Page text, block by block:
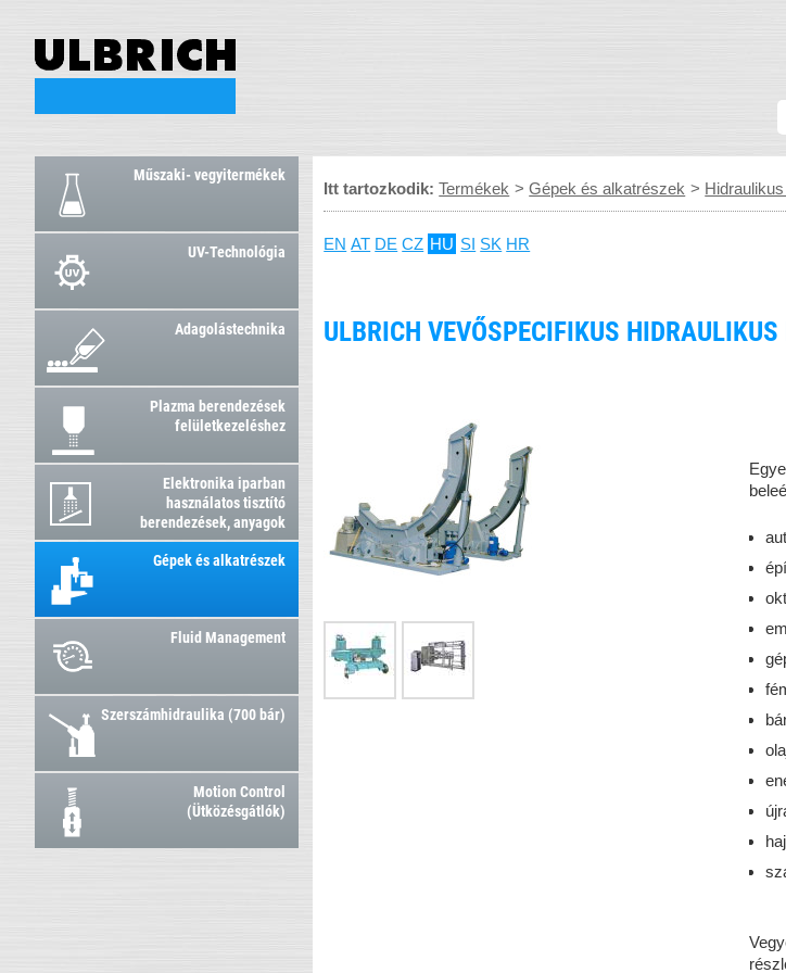
Műszaki- vegyitermékek
UV-Technológia
Adagolástechnika
Plazma berendezések
felületkezeléshez
Elektronika iparban
használatos tisztító
berendezések, anyagok
Gépek és alkatrészek
Fluid Management
Szerszámhidraulika (700 bár)
Motion Control
(Ütközésgátlók)
Itt tartozkodik:Termékek >Gépek és alkatrészek >
EN AT DE CZ HU SI SK HR
ULBRICH VEVŐSPECIFIKUS HIDRAULIKUS